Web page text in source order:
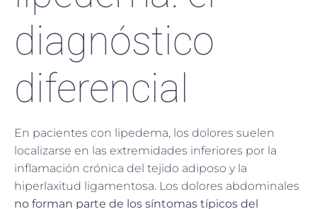
diagnóstico
diferencial
En pacientes con lipedema, los dolores suelen
localizarse en las extremidades inferiores por la
inflamación crónica del tejido adiposo y la
hiperlaxitud ligamentosa. Los dolores abdominales
no forman parte de los síntomas típicos del